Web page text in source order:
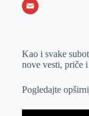
o
e
e
k
I
b
h
s
p
X
a
l
Kao i svake
nove vesti, priče
Pogledajte